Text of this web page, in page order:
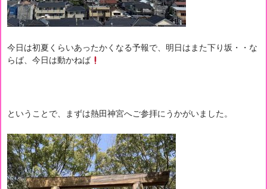
今日は初夏くらいあったかくなる予報で、明日はまた下り坂・・な
らば、今日は動かねば
ということで、まずは熱田神宮へご参拝にうかがいました。